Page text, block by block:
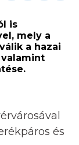
is
mely a
a hazai
valamint
és